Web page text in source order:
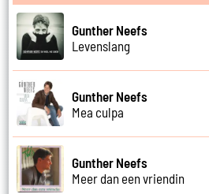
Gunther Neefs
Levenslang
Gunther Neefs
Mea culpa
Gunther Neefs
Meer dan een vriendin